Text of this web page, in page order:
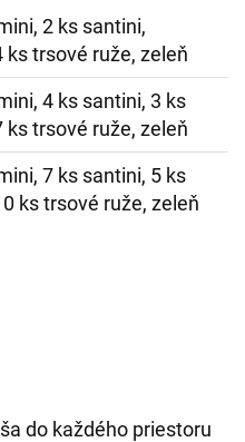
2 ks santini,
ks trsové ruže, zeleň
4 ks santini, 3 ks
ks trsové ruže, zeleň
7 ks santini, 5 ks
ks trsové ruže, zeleň
do každého priestoru